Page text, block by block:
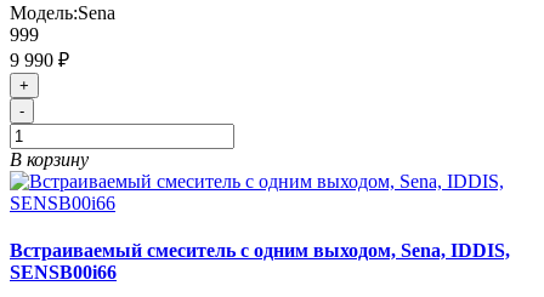
Модель:Sena
999
9 990 ₽
+
-
В корзину
Встраиваемый смеситель с одним выходом, Sena, IDDIS,
SENSB00i66